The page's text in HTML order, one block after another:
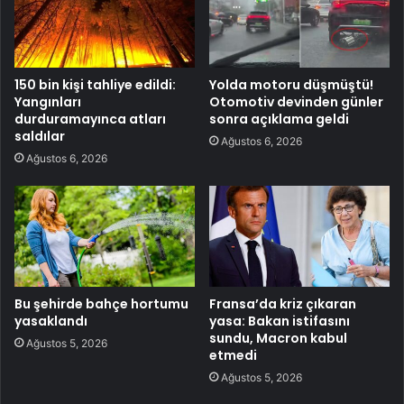
150 bin kişi tahliye edildi:
Yangınları
durduramayınca atları
saldılar
Ağustos 6, 2026
Yolda motoru düşmüştü!
Otomotiv devinden günler
sonra açıklama geldi
Ağustos 6, 2026
Bu şehirde bahçe hortumu
yasaklandı
Ağustos 5, 2026
Fransa’da kriz çıkaran
yasa: Bakan istifasını
sundu, Macron kabul
etmedi
Ağustos 5, 2026